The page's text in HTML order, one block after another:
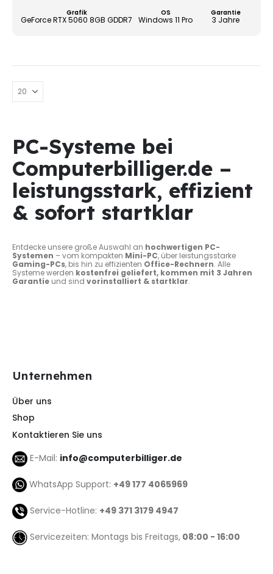
Grafik
GeForce RTX 5060 8GB GDDR7
OS
Windows 11 Pro
Garantie
3 Jahre
PC-Systeme bei
Computerbilliger.de –
leistungsstark, effizient
& sofort startklar
Entdecke unsere große Auswahl an hochwertigen PC-
Systemen – vom kompakten Mini-PC, über leistungsstarke
Gaming-PCs, bis hin zu effizienten Office-Rechnern. Alle
Systeme werden kostenfrei geliefert, kommen mit 3 Jahren
Garantie und sind vorinstalliert & startklar.
Unternehmen
Über uns
Shop
Kontaktieren Sie uns
E-Mail: info@computerbilliger.de
WhatsApp Support: +49 177 4065969
Service-Hotline: +49 371 3179 4947
Servicezeiten: Montags bis Freitags, 08:00 - 16:00